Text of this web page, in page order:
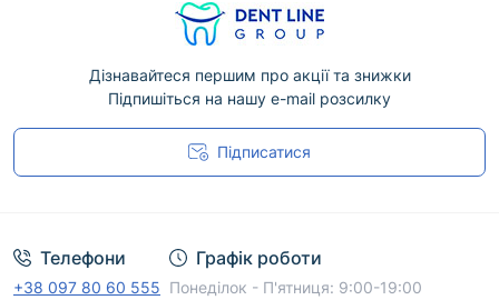
Дізнавайтеся першим про акції та знижки
Підпишіться на нашу e-mail розсилку
Підписатися
Телефони
+38 097 80 60 555
Графік роботи
Понеділок - П'ятниця: 9:00-19:00